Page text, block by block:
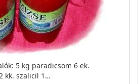
5 kg paradicsom 6 ek.
kk. szalicil 1…